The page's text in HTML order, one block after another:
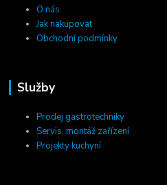
O nás
Jak nakupovat
Obchodní podmínky
Služby
Prodej gastrotechniky
Servis, montáž zařízení
Projekty kuchyní